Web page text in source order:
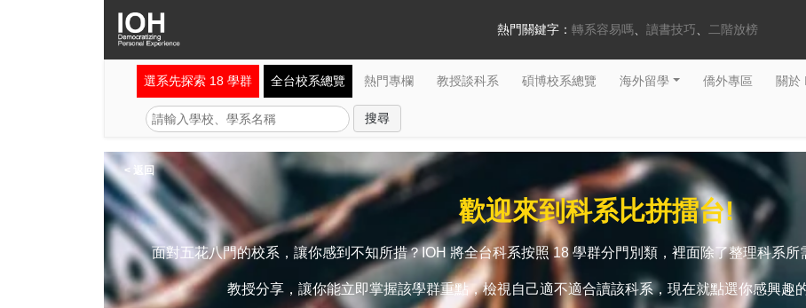
熱門關鍵字： 轉系容易嗎 讀書技巧 二階放榜
選系先探索 18 學群 全台校系總覽 熱門專欄 教授談科系 碩博校系總覽 海外留學 僑外專區 關於
< 返回
歡迎來到科系比拼擂台!
面對五花八門的校系，讓你感到不知所措？IOH 將全台科系按照 18 學群分門別類，裡面除了整理科系
教授分享，讓你能立即掌握該學群重點，檢視自己適不適合讀該科系，現在就點選你感興趣